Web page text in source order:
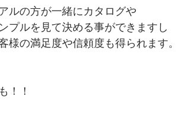
ルの方が一緒にカタログや
プルを見て決める事ができますし
様の満足度や信頼度も得られます。
！！